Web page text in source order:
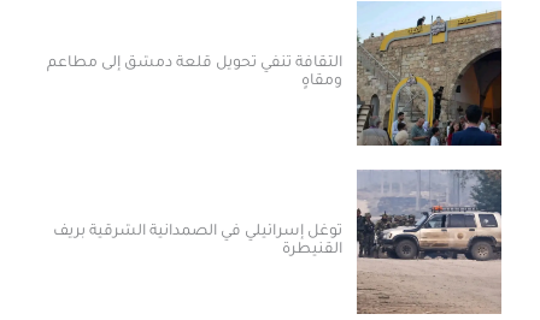
الثقافة تنفي تحويل قلعة دمشق إلى مطاعم
ومقاهٍ
توغل إسرائيلي في الصمدانية الشرقية بريف
القنيطرة